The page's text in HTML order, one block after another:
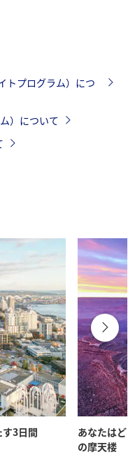
トプログラム）につ
）について
3日間
あなたは
の摩天楼